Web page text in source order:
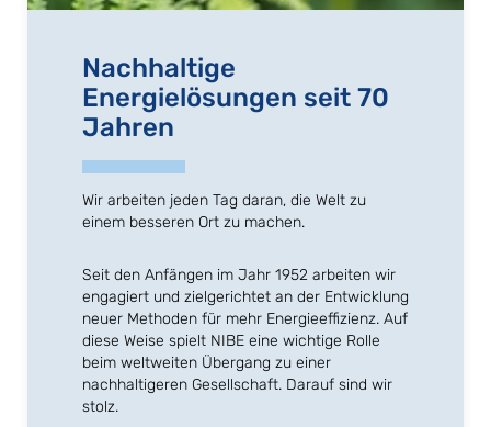
Nachhaltige
Energielösungen seit 70
Jahren
Wir arbeiten jeden Tag daran, die Welt zu
einem besseren Ort zu machen.
Seit den Anfängen im Jahr 1952 arbeiten wir
engagiert und zielgerichtet an der Entwicklung
neuer Methoden für mehr Energieeffizienz. Auf
diese Weise spielt NIBE eine wichtige Rolle
beim weltweiten Übergang zu einer
nachhaltigeren Gesellschaft. Darauf sind wir
stolz.